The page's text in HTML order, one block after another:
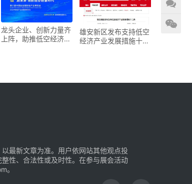
龙头企业、创新力量齐
上阵，助推低空经济进
雄安新区发布支持低空
经济产业发展措施十二
最新文章为准。用户依网站其他观点投
性、合法性或及时性。在参与展会活动
。